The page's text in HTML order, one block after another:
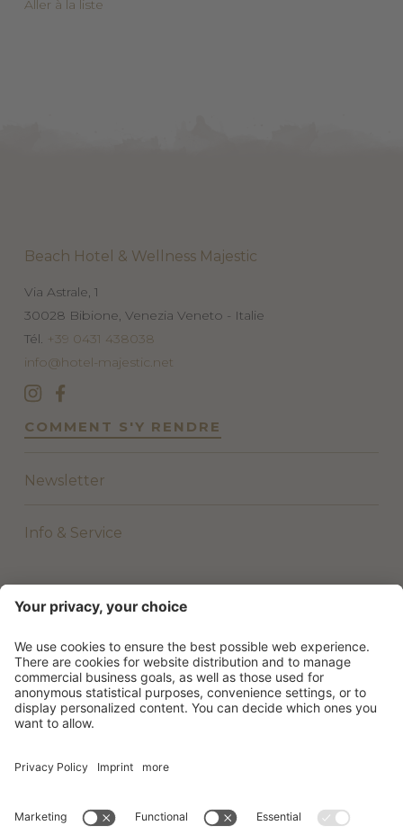
Aller à la liste
Beach Hotel & Wellness Majestic
Via Astrale, 1
30028 Bibione, Venezia Veneto - Italie
Tél. +39 0431 438038
info@hotel-majestic.net
COMMENT S'Y RENDRE
Newsletter
Info & Service
Numéro TVA 01801620277 .
Credits
Privacy policy .